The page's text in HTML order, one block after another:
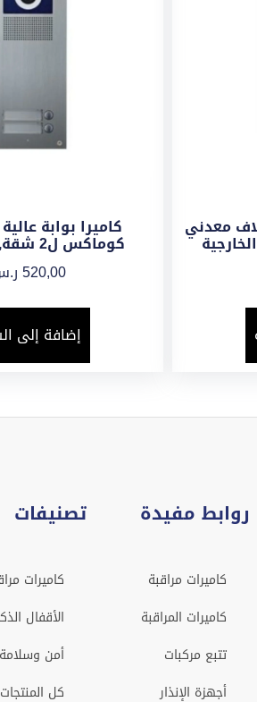
معدني كاميرا بوابة
كوماكس ل2 شقة,DRC-2UC
520,00
إضافة إلى
روابط مفيدة
كاميرات مراقبة
كاميرات المراقبة
تتبع مركبات
أجهزة الإنذار
تصنيفات
كاميرات
الأقفال
أمن وسلامة
كل المنتجات